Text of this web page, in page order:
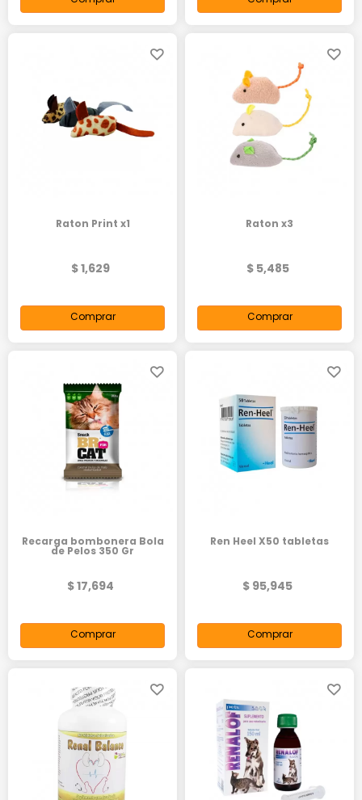
Raton Print x1
$ 1,629
Comprar
Raton x3
$ 5,485
Comprar
Recarga bombonera Bola
de Pelos 350 Gr
$ 17,694
Comprar
Ren Heel X50 tabletas
$ 95,945
Comprar